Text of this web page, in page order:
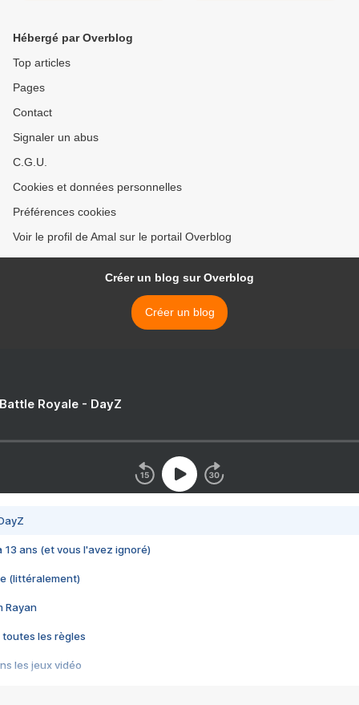
Hébergé par Overblog
Top articles
Pages
Contact
Signaler un abus
C.G.U.
Cookies et données personnelles
Préférences cookies
Voir le profil de Amal sur le portail Overblog
Créer un blog sur Overblog
Créer un blog
Royale - DayZ
13 ans (et vous l'avez ignoré)
(littéralement)
Rayan
toutes les règles
les jeux vidéo